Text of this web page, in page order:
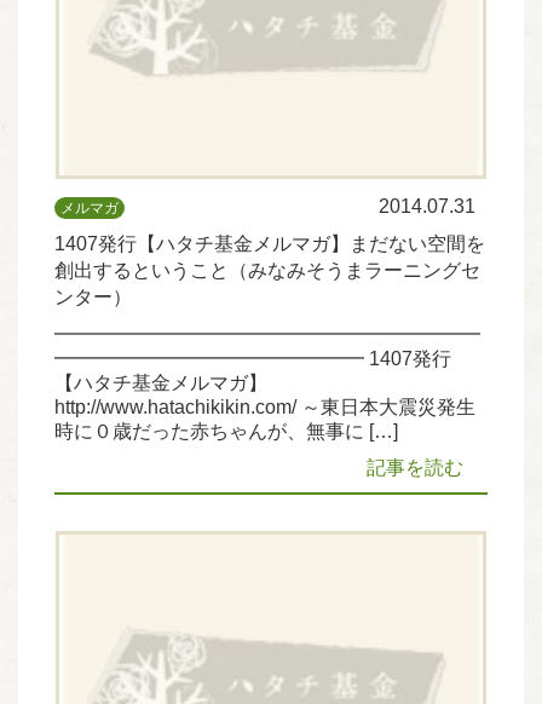
メルマガ
2014.07.31
1407発行【ハタチ基金メルマガ】まだない空間を
創出するということ（みなみそうまラーニングセ
ンター）
━━━━━━━━━━━━━━━━━━━━━━
━━━━━━━━━━━━━━━━ 1407発行
【ハタチ基金メルマガ】
http://www.hatachikikin.com/ ～東日本大震災発生
時に０歳だった赤ちゃんが、無事に […]
記事を読む